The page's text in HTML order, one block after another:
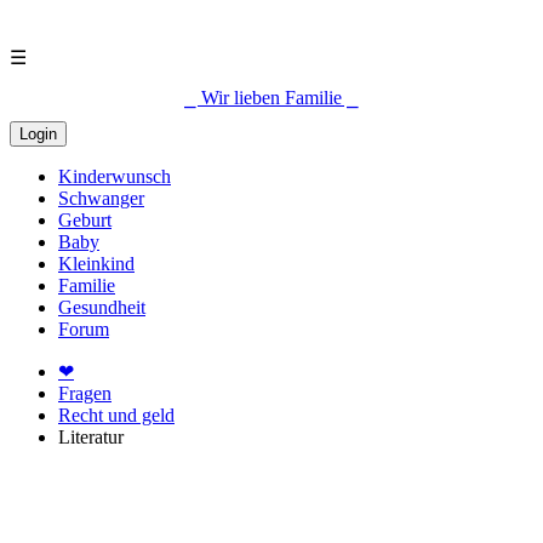
☰
⎯ Wir lieben Familie ⎯
Login
Kinderwunsch
Schwanger
Geburt
Baby
Kleinkind
Familie
Gesundheit
Forum
❤
Fragen
Recht und geld
Literatur